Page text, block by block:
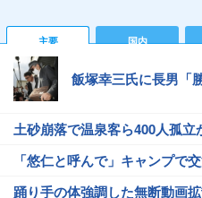
主要 国内
飯塚幸三氏に長男「
土砂崩落で温泉客ら400人孤立
「悠仁と呼んで」キャンプで
踊り手の体強調した無断動画